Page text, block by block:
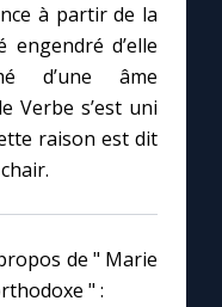
à partir de la
engendré d’elle
d’une âme
Verbe s’est uni
raison est dit
de " Marie
" :